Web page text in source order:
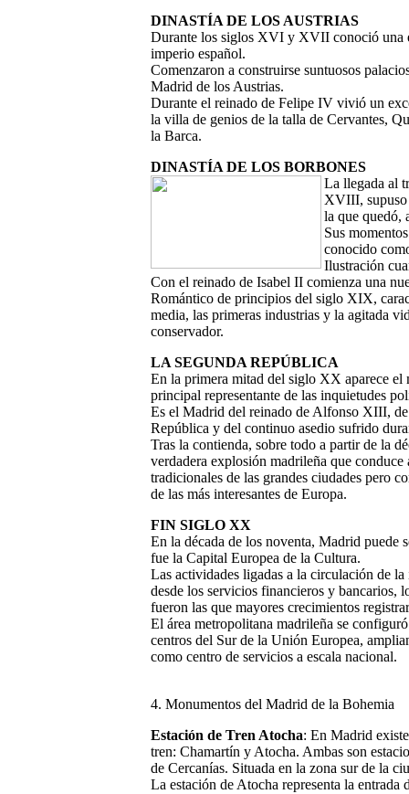
DINASTÍA DE LOS AUSTRIAS
Durante los siglos XVI y XVII conoció una
imperio español.
Comenzaron a construirse suntuosos
Madrid de los Austrias.
Durante el reinado de Felipe IV vivió un
la villa de genios de la talla de Cervantes,
la Barca.
DINASTÍA DE LOS BORBONES
La llegada al
XVIII, supuso
la que quedó,
Sus
conocido
Ilustración
Con el reinado de Isabel II comienza una
Romántico de principios del siglo XIX,
media, las primeras industrias y la agitada
conservador.
LA SEGUNDA REPÚBLICA
En la primera mitad del siglo XX aparece
principal representante de las inquietudes
Es el Madrid del reinado de Alfonso XIII,
República y del continuo asedio sufrido
Tras la contienda, sobre todo a partir de la
verdadera explosión madrileña que
tradicionales de las grandes ciudades pero
de las más interesantes de Europa.
FIN SIGLO XX
En la década de los noventa, Madrid
fue la Capital Europea de la Cultura.
Las actividades ligadas a la circulación de
desde los servicios financieros y bancarios,
fueron las que mayores crecimientos
El área metropolitana madrileña se
centros del Sur de la Unión Europea,
como centro de servicios a escala nacional.
4. Monumentos del Madrid de la Bohemia
Estación de Tren Atocha: En Madrid
tren: Chamartín y Atocha. Ambas son
de Cercanías. Situada en la zona sur de la
La estación de Atocha representa la